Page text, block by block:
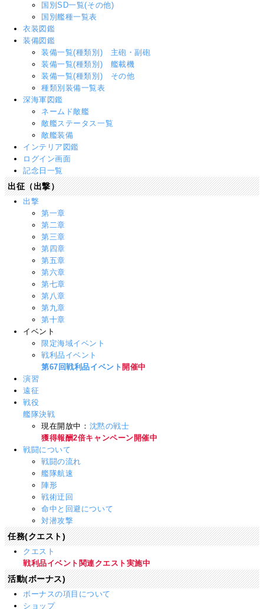
国別SD一覧(その他)
国別艦種一覧表
衣装図鑑
装備図鑑
装備一覧(種類別) 主砲・副砲
装備一覧(種類別) 艦載機
装備一覧(種類別) その他
種類別装備一覧表
深海軍図鑑
ネームド敵艦
敵艦ステータス一覧
敵艦装備
インテリア図鑑
ログイン画面
記念日一覧
出征（出撃）
出撃
第一章
第二章
第三章
第四章
第五章
第六章
第七章
第八章
第九章
第十章
イベント
限定海域イベント
戦利品イベント
第67回戦利品イベント 開催中
演習
遠征
戦役
艦隊決戦
現在開放中： 沈黙の戦士
獲得報酬2倍キャンペーン開催中
戦闘について
戦闘の流れ
艦隊航速
陣形
戦術迂回
命中と回避について
対潜攻撃
任務(クエスト)
クエスト
戦利品イベント関連クエスト実施中
活動(ボーナス)
ボーナスの項目について
ショップ